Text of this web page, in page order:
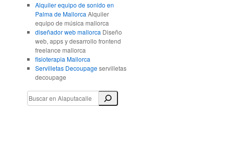
Alquiler equipo de sonido en
Palma de Mallorca Alquiler
equipo de música mallorca
diseñador web mallorca Diseño
web, apps y desarrollo frontend
freelance mallorca
fisioterapia Mallorca
Servilletas Decoupageservilletas
decoupage